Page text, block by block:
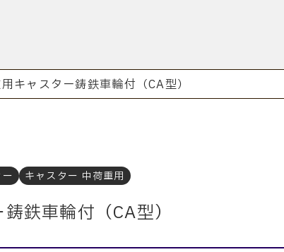
キャスター鋳鉄車輪付（CA型）
キャスター 中荷重用
鉄車輪付（CA型）